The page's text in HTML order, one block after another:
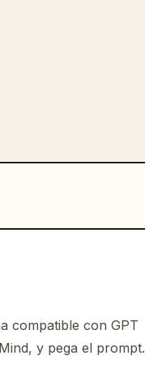
compatible con GPT
y pega el prompt.